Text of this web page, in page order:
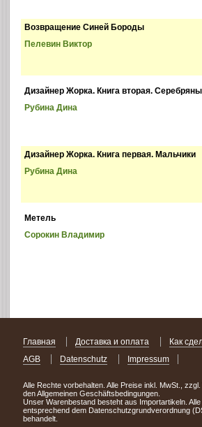
Возвращение Синей Бороды
Пелевин Виктор
Дизайнер Жорка. Книга вторая.
Рубина Дина
Дизайнер Жорка. Книга первая. Мальчики
Рубина Дина
Метель
Сорокин Владимир
Главная Доставка и оплата
Как
AGB
Datenschutz Impressum
Alle Rechte vorbehalten. Alle Preise inkl. MwSt.,
den Allgemeinen Geschäftsbedingungen.
Unser Warenbestand besteht aus Importartikeln.
entsprechend dem Datenschutzgrundverordnung
behandelt.